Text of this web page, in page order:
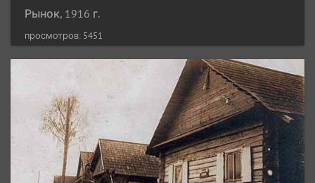
Рынок, 1916 г.
просмотров: 5451